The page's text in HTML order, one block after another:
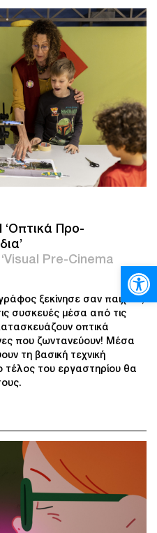
‘Οπτικά Προ-
Pre-Cinema
ξεκίνησε σαν παιχνίδι;
συσκευές μέσα από τις
οπτικά
που ζωντανεύουν! Μέσα
τη βασική τεχνική
του εργαστηρίου θα